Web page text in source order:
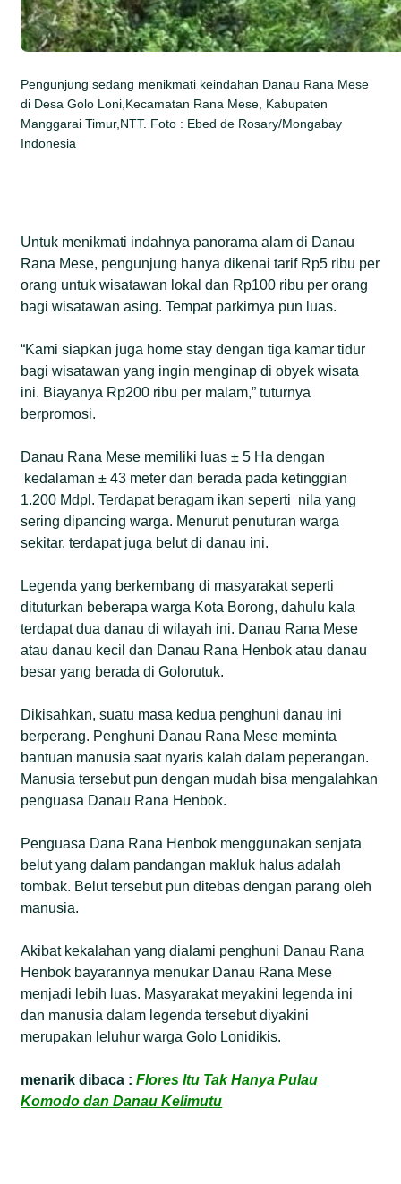
Pengunjung sedang menikmati keindahan Danau Rana Mese
di Desa Golo Loni,Kecamatan Rana Mese, Kabupaten
Manggarai Timur,NTT. Foto : Ebed de Rosary/Mongabay
Indonesia
Untuk menikmati indahnya panorama alam di Danau
Rana Mese, pengunjung hanya dikenai tarif Rp5 ribu per
orang untuk wisatawan lokal dan Rp100 ribu per orang
bagi wisatawan asing. Tempat parkirnya pun luas.
“Kami siapkan juga home stay dengan tiga kamar tidur
bagi wisatawan yang ingin menginap di obyek wisata
ini. Biayanya Rp200 ribu per malam,” tuturnya
berpromosi.
Danau Rana Mese memiliki luas ± 5 Ha dengan
kedalaman ± 43 meter dan berada pada ketinggian
1.200 Mdpl. Terdapat beragam ikan seperti nila yang
sering dipancing warga. Menurut penuturan warga
sekitar, terdapat juga belut di danau ini.
Legenda yang berkembang di masyarakat seperti
dituturkan beberapa warga Kota Borong, dahulu kala
terdapat dua danau di wilayah ini. Danau Rana Mese
atau danau kecil dan Danau Rana Henbok atau danau
besar yang berada di Golorutuk.
Dikisahkan, suatu masa kedua penghuni danau ini
berperang. Penghuni Danau Rana Mese meminta
bantuan manusia saat nyaris kalah dalam peperangan.
Manusia tersebut pun dengan mudah bisa mengalahkan
penguasa Danau Rana Henbok.
Penguasa Dana Rana Henbok menggunakan senjata
belut yang dalam pandangan makluk halus adalah
tombak. Belut tersebut pun ditebas dengan parang oleh
manusia.
Akibat kekalahan yang dialami penghuni Danau Rana
Henbok bayarannya menukar Danau Rana Mese
menjadi lebih luas. Masyarakat meyakini legenda ini
dan manusia dalam legenda tersebut diyakini
merupakan leluhur warga Golo Lonidikis.
menarik dibaca :Flores Itu Tak Hanya Pulau
Komodo dan Danau Kelimutu